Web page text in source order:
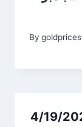
By
في ألمانيا اليوم 4/19/2025